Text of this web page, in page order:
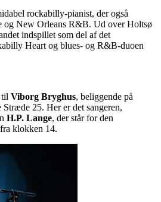
rockabilly-pianist, der også
og New Orleans R&B. Ud over Holtsø
indspillet som del af det
Heart og blues- og R&B-duoen
Viborg Bryghus, beliggende på
25. Her er det sangeren,
H.P. Lange, der står for den
klokken 14.